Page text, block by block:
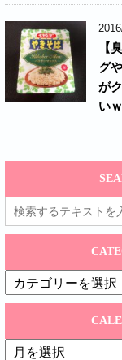
【
グ
が
い
CATEGORY
CALENDAR